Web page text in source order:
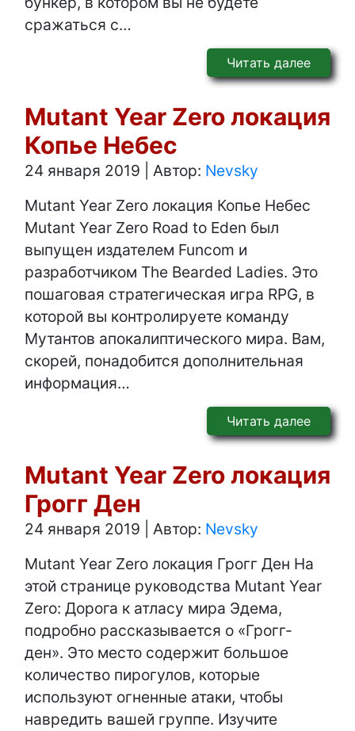
сражаться с…
Читать далее
Mutant Year Zero локация
Копье Небес
24 января 2019 Автор: Nevsky
Mutant Year Zero локация Копье Небес
Mutant Year Zero Road to Eden был
выпущен издателем Funcom и
разработчиком The Bearded Ladies. Это
пошаговая стратегическая игра RPG, в
которой вы контролируете команду
Мутантов апокалиптического мира. Вам,
скорей, понадобится дополнительная
информация…
Читать далее
Mutant Year Zero локация
Грогг Ден
24 января 2019 Автор: Nevsky
Mutant Year Zero локация Грогг Ден На
этой странице руководства Mutant Year
Zero: Дорога к атласу мира Эдема,
подробно рассказывается о «Грогг-
ден». Это место содержит большое
количество пирогулов, которые
используют огненные атаки, чтобы
навредить вашей группе. Изучите